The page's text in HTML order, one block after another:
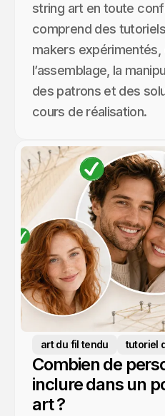
string art en toute
comprend des
makers expérimentés,
l’assemblage, la
des patrons et des
cours de réalisation.
art du fil tendu tutoriel
Combien de
inclure dans un
art ?